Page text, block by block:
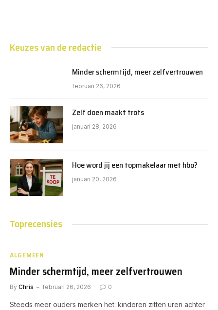
Keuzes van de redactie
Minder schermtijd, meer zelfvertrouwen
februari 26, 2026
Zelf doen maakt trots
januari 28, 2026
Hoe word jij een topmakelaar met hbo?
januari 20, 2026
Toprecensies
ALGEMEEN
Minder schermtijd, meer zelfvertrouwen
By Chris februari 26, 2026 0
Steeds meer ouders merken het: kinderen zitten uren achter